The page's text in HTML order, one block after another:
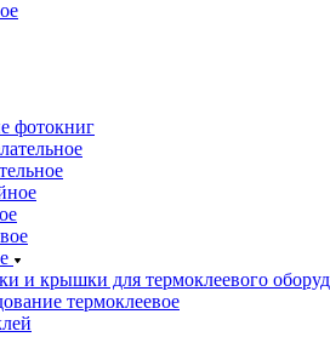
фотокниг
и крышки для термоклеевого
термоклеевое